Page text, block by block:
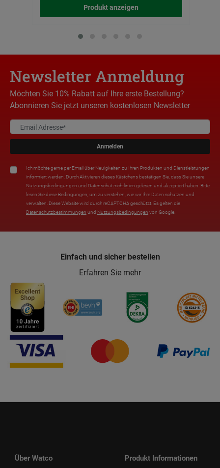
Produkt anzeigen
Newsletter Anmeldung
Möchten Sie 10% Rabatt auf Ihre erste Bestellung?
Abonnieren Sie jetzt unseren kostenlosen Newsletter
Anmelden
Ich möchte gerne per Email über Neuigkeiten zu Ihren Produkten und Dienstleistungen
informiert werden. Durch Aktivieren dieses Kästchens bestätigen Sie, dass Sie unsere
Nutzungsbedingungen und Datenschutzrichtlinien gelesen und akzeptiert haben. Bitte
lesen Sie diese Bedingungen, um zu verstehen, wie wir Ihre Daten schützen und
verwalten. Diese Website wird durch reCAPTCHA geschützt. Es gelten die
Datenschutzbestimmungen und Nutzungsbedingungen von Google.
Einfach und sicher bestellen
Erfahren Sie mehr
Über Watco Produkt Informationen